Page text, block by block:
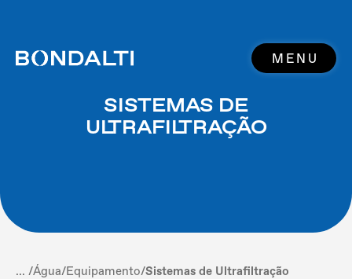
MENU
SISTEMAS DE
ULTRAFILTRAÇÃO
... /Água/Equipamento/Sistemas de Ultrafiltração